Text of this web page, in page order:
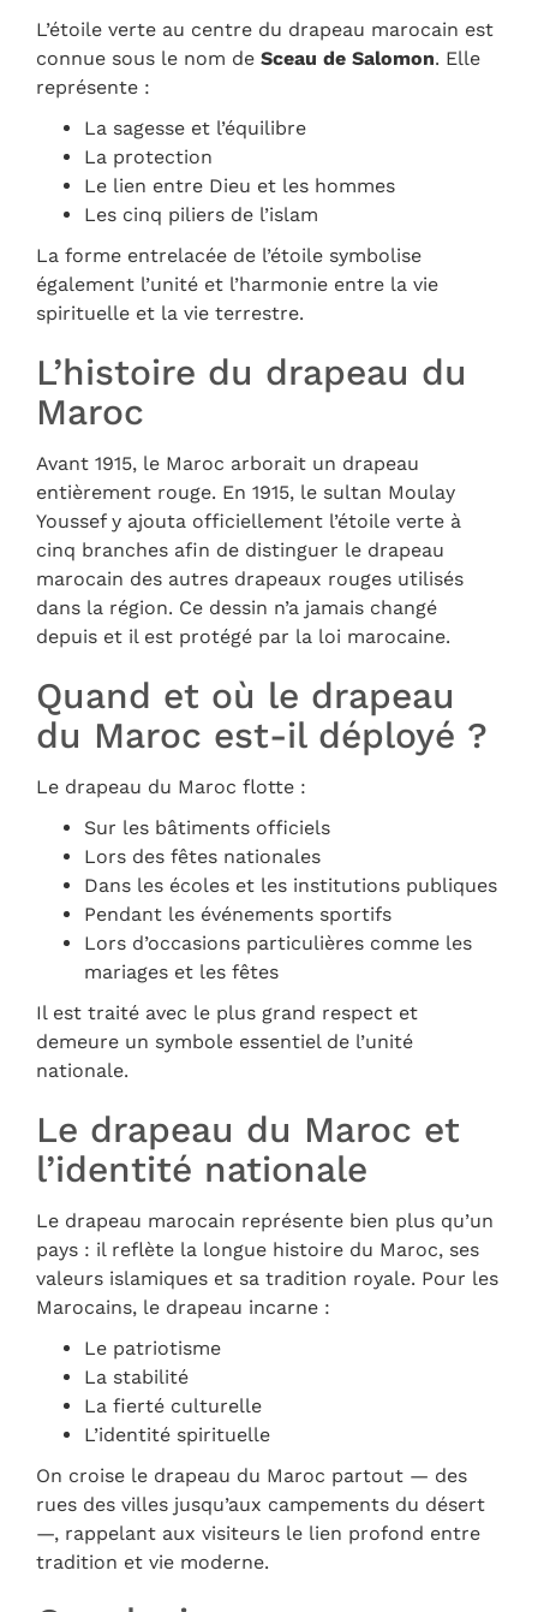
L’étoile verte au centre du drapeau marocain est
connue sous le nom de Sceau de Salomon. Elle
représente :
La sagesse et l’équilibre
La protection
Le lien entre Dieu et les hommes
Les cinq piliers de l’islam
La forme entrelacée de l’étoile symbolise
également l’unité et l’harmonie entre la vie
spirituelle et la vie terrestre.
L’histoire du drapeau du
Maroc
Avant 1915, le Maroc arborait un drapeau
entièrement rouge. En 1915, le sultan Moulay
Youssef y ajouta officiellement l’étoile verte à
cinq branches afin de distinguer le drapeau
marocain des autres drapeaux rouges utilisés
dans la région. Ce dessin n’a jamais changé
depuis et il est protégé par la loi marocaine.
Quand et où le drapeau
du Maroc est-il déployé ?
Le drapeau du Maroc flotte :
Sur les bâtiments officiels
Lors des fêtes nationales
Dans les écoles et les institutions publiques
Pendant les événements sportifs
Lors d’occasions particulières comme les
mariages et les fêtes
Il est traité avec le plus grand respect et
demeure un symbole essentiel de l’unité
nationale.
Le drapeau du Maroc et
l’identité nationale
Le drapeau marocain représente bien plus qu’un
pays : il reflète la longue histoire du Maroc, ses
valeurs islamiques et sa tradition royale. Pour les
Marocains, le drapeau incarne :
Le patriotisme
La stabilité
La fierté culturelle
L’identité spirituelle
On croise le drapeau du Maroc partout — des
rues des villes jusqu’aux campements du désert
—, rappelant aux visiteurs le lien profond entre
tradition et vie moderne.